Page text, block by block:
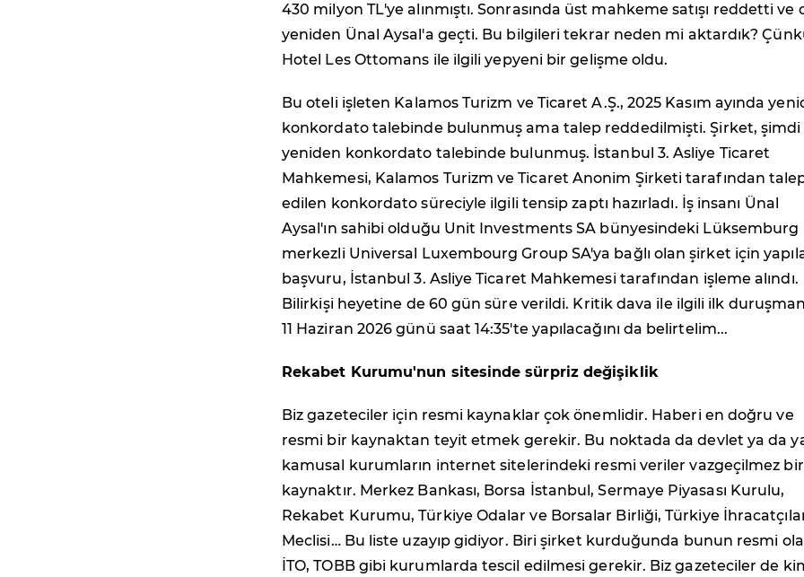
430 milyon TL'ye alınmıştı. Sonrasında üst mahkeme satışı reddetti ve
yeniden Ünal Aysal'a geçti. Bu bilgileri tekrar neden mi aktardık?
Hotel Les Ottomans ile ilgili yepyeni bir gelişme oldu.
Bu oteli işleten Kalamos Turizm ve Ticaret A.Ş., 2025 Kasım ayında
konkordato talebinde bulunmuş ama talep reddedilmişti. Şirket, şimdi
yeniden konkordato talebinde bulunmuş. İstanbul 3. Asliye Ticaret
Mahkemesi, Kalamos Turizm ve Ticaret Anonim Şirketi tarafından
edilen konkordato süreciyle ilgili tensip zaptı hazırladı. İş insanı Ünal
Aysal'ın sahibi olduğu Unit Investments SA bünyesindeki Lüksemburg
merkezli Universal Luxembourg Group SA'ya bağlı olan şirket için
başvuru, İstanbul 3. Asliye Ticaret Mahkemesi tarafından işleme alındı.
Bilirkişi heyetine de 60 gün süre verildi. Kritik dava ile ilgili ilk
11 Haziran 2026 günü saat 14:35'te yapılacağını da belirtelim...
Rekabet Kurumu'nun sitesinde sürpriz değişiklik
Biz gazeteciler için resmi kaynaklar çok önemlidir. Haberi en doğru ve
resmi bir kaynaktan teyit etmek gerekir. Bu noktada da devlet ya da
kamusal kurumların internet sitelerindeki resmi veriler vazgeçilmez bir
kaynaktır. Merkez Bankası, Borsa İstanbul, Sermaye Piyasası Kurulu,
Rekabet Kurumu, Türkiye Odalar ve Borsalar Birliği, Türkiye
Meclisi… Bu liste uzayıp gidiyor. Biri şirket kurduğunda bunun resmi
İTO, TOBB gibi kurumlarda tescil edilmesi gerekir. Biz gazeteciler de